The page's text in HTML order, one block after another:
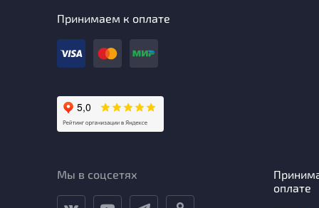
Принимаем к оплате
Мы в соцсетях
оплате